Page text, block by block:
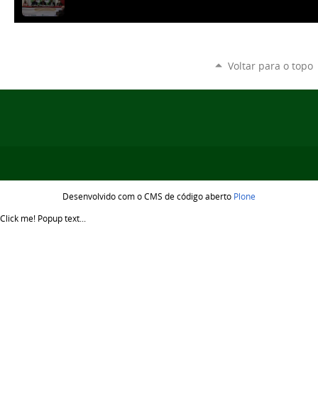
Voltar para o topo
Desenvolvido com o CMS de código aberto Plone
Click me! Popup text...